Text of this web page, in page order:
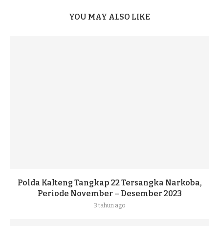
YOU MAY ALSO LIKE
Polda Kalteng Tangkap 22 Tersangka Narkoba,
Periode November – Desember 2023
3 tahun ago